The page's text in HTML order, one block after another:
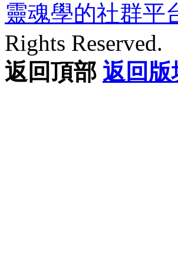
靈魂學的社群平
Rights Reserved.
返回頂部 返回版